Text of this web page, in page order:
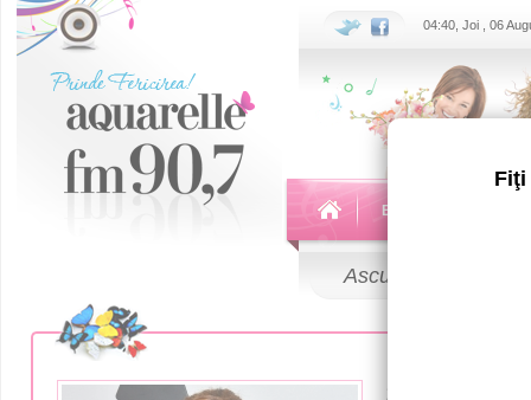
Fiţi
04:40, Joi , 06
Echipa
Ascultă